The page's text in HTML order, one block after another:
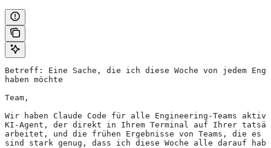
Betreff: Eine Sache, die ich diese Woche von jedem
haben möchte
Team,
Wir haben Claude Code für alle Engineering-Teams
KI-Agent, der direkt in Ihrem Terminal auf Ihrer
arbeitet, und die frühen Ergebnisse von Teams, die es
sind stark genug, dass ich diese Woche alle darauf